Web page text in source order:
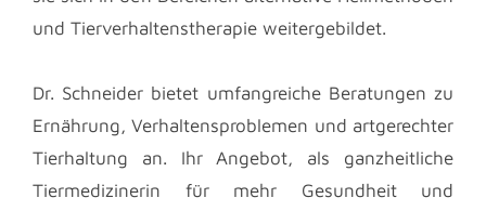
und Tierverhaltenstherapie weitergebildet.
Dr. Schneider bietet umfangreiche Beratungen zu
Ernährung, Verhaltensproblemen und artgerechter
Tierhaltung an. Ihr Angebot, als ganzheitliche
Tiermedizinerin für mehr Gesundheit und